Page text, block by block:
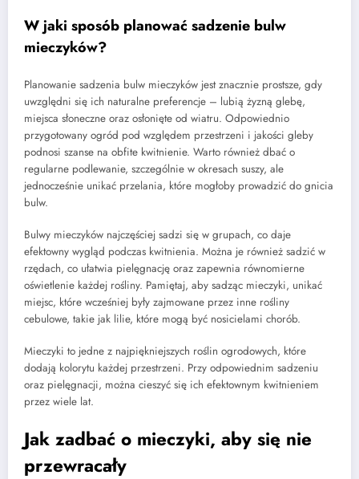
W jaki sposób planować sadzenie bulw
mieczyków?
Planowanie sadzenia bulw mieczyków jest znacznie prostsze, gdy
uwzględni się ich naturalne preferencje – lubią żyzną glebę,
miejsca słoneczne oraz osłonięte od wiatru. Odpowiednio
przygotowany ogród pod względem przestrzeni i jakości gleby
podnosi szanse na obfite kwitnienie. Warto również dbać o
regularne podlewanie, szczególnie w okresach suszy, ale
jednocześnie unikać przelania, które mogłoby prowadzić do gnicia
bulw.
Bulwy mieczyków najczęściej sadzi się w grupach, co daje
efektowny wygląd podczas kwitnienia. Można je również sadzić w
rzędach, co ułatwia pielęgnację oraz zapewnia równomierne
oświetlenie każdej rośliny. Pamiętaj, aby sadząc mieczyki, unikać
miejsc, które wcześniej były zajmowane przez inne rośliny
cebulowe, takie jak lilie, które mogą być nosicielami chorób.
Mieczyki to jedne z najpiękniejszych roślin ogrodowych, które
dodają kolorytu każdej przestrzeni. Przy odpowiednim sadzeniu
oraz pielęgnacji, można cieszyć się ich efektownym kwitnieniem
przez wiele lat.
Jak zadbać o mieczyki, aby się nie
przewracały